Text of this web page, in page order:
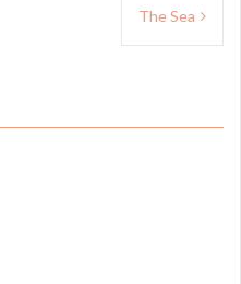
The Sea